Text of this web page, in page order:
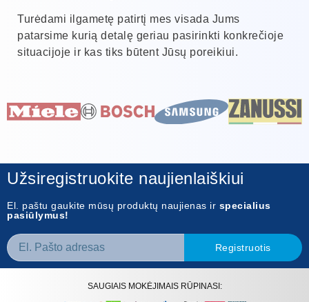
Turėdami ilgametę patirtį mes visada Jums
patarsime kurią detalę geriau pasirinkti konkrečioje
situacijoje ir kas tiks būtent Jūsų poreikiui.
Užsiregistruokite naujienlaiškiui
El. paštu gaukite mūsų produktų naujienas ir specialius
pasiūlymus!
Registruotis
SAUGIAIS MOKĖJIMAIS RŪPINASI: